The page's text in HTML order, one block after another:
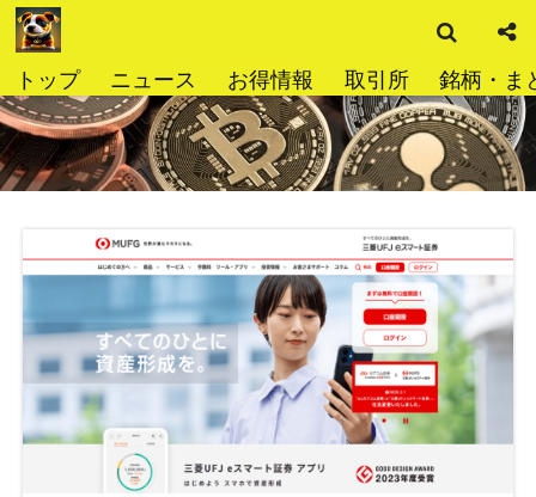
コ
ン
ン
ツ
へ
ス
トップ ニュース お得情報 取引所 銘柄・ま
索